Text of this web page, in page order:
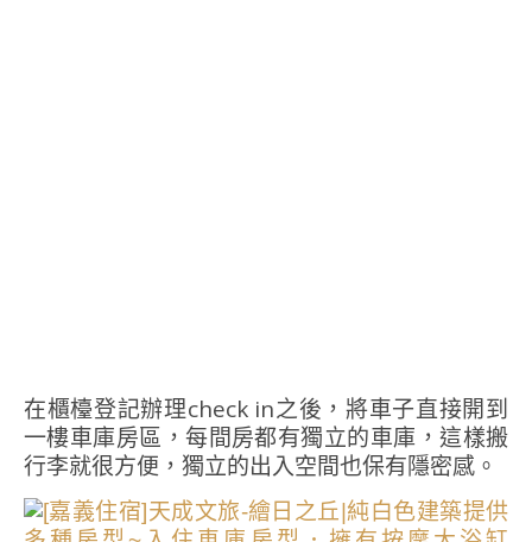
在櫃檯登記辦理check in之後，將車子直接開到
一樓車庫房區，每間房都有獨立的車庫，這樣搬
行李就很方便，獨立的出入空間也保有隱密感。